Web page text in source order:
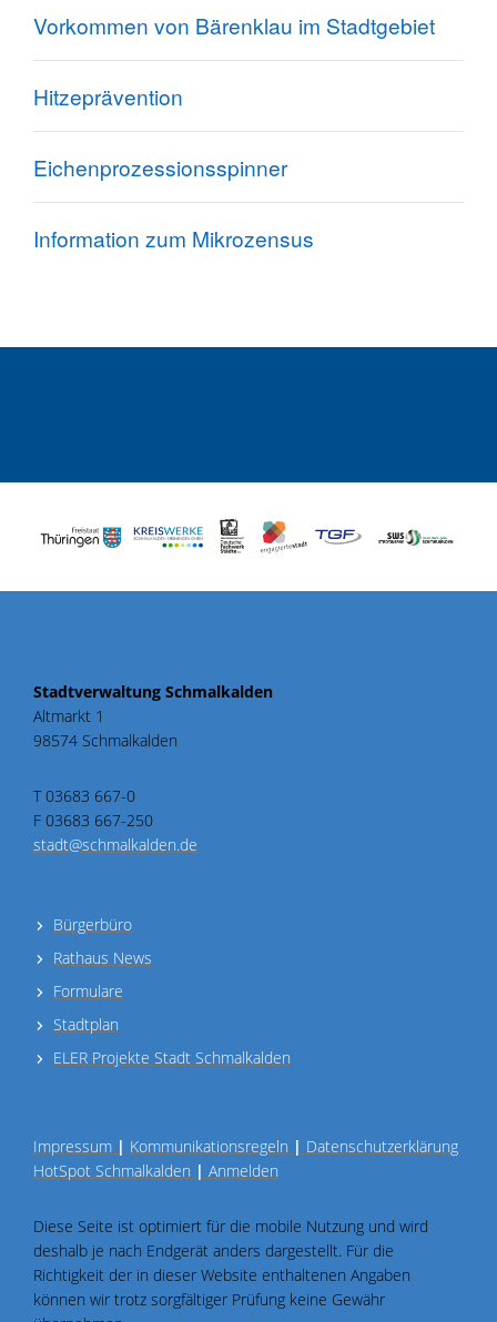
Vorkommen von Bärenklau im Stadtgebiet
Hitzeprävention
Eichenprozessionsspinner
Information zum Mikrozensus
Stadtverwaltung Schmalkalden
Altmarkt 1
98574 Schmalkalden
T 03683 667-0
F 03683 667-250
stadt@schmalkalden.de
Bürgerbüro
Rathaus News
Formulare
Stadtplan
ELER Projekte Stadt Schmalkalden
Impressum | Kommunikationsregeln | Datenschutzerklärung
HotSpot Schmalkalden | Anmelden
Diese Seite ist optimiert für die mobile Nutzung und wird
deshalb je nach Endgerät anders dargestellt. Für die
Richtigkeit der in dieser Website enthaltenen Angaben
können wir trotz sorgfältiger Prüfung keine Gewähr